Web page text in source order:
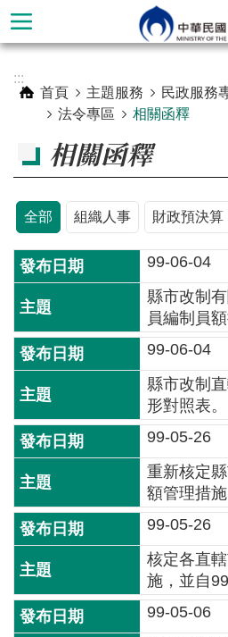
跳到主要內容區塊
階
本
簡
介
主
題
策
息
快
遞
:::
首頁
主題服務 民政服務
法令專區
相關函釋
相關函釋
全部 組織人事 財政預決算
99-06-04
縣市改制
員編制員
99-06-04
縣市改制
形對照表。
99-05-26
重新核定
額管理措施
99-05-26
核定各直
施，並自
99-05-06